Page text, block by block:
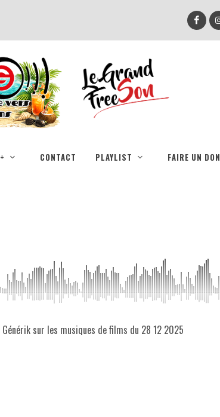
CONTACT PLAYLIST FAIRE UN DON
sur les musiques de films du 28 12 2025